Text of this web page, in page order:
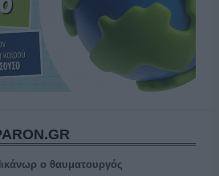
ο θαυματουργός